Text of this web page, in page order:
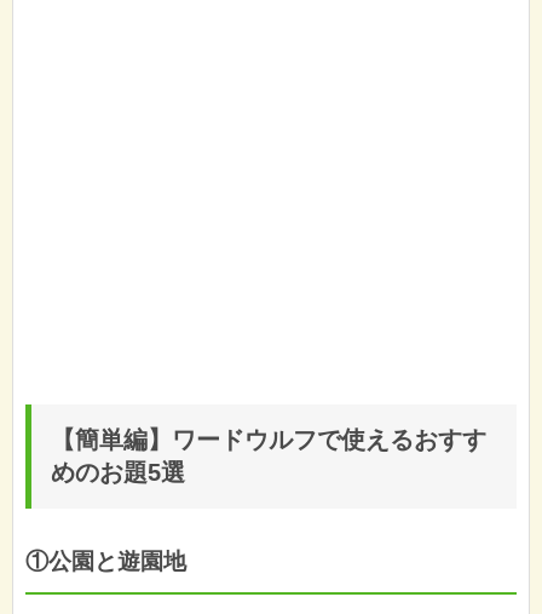
【簡単編】ワードウルフで使えるおすす
めのお題5選
①公園と遊園地